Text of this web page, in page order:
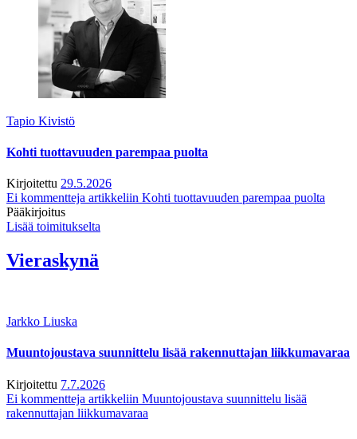
Tapio Kivistö
Kohti tuottavuuden parempaa puolta
Kirjoitettu 29.5.2026
Ei kommentteja artikkeliin Kohti tuottavuuden parempaa puolta
Pääkirjoitus
Lisää toimitukselta
Vieraskynä
Jarkko Liuska
Muuntojoustava suunnittelu lisää rakennuttajan liikkumavaraa
Kirjoitettu 7.7.2026
Ei kommentteja artikkeliin Muuntojoustava suunnittelu lisää
rakennuttajan liikkumavaraa